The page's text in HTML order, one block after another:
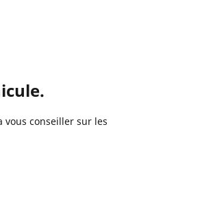
conseiller sur les